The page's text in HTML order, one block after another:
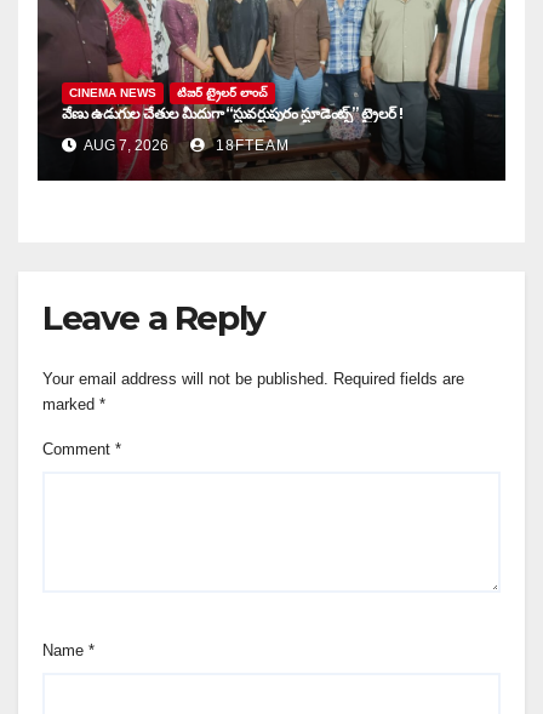
CINEMA NEWS టిజర్ ట్రైలర్ లాంచ్
వేణు ఉడుగుల చేతుల మీదుగా “స్టువర్టుపురం స్టూడెంట్స్” ట్రైలర్ !
AUG 7, 2026 18FTEAM
Leave a Reply
Your email address will not be published. Required fields are
marked *
Comment *
Name *